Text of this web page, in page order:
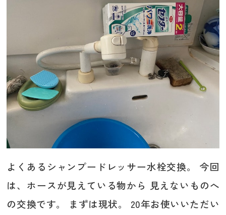
よくあるシャンプードレッサー水栓交換。 今回
は、ホースが見えている物から 見えないものへ
の交換です。 まずは現状。 20年お使いいただい